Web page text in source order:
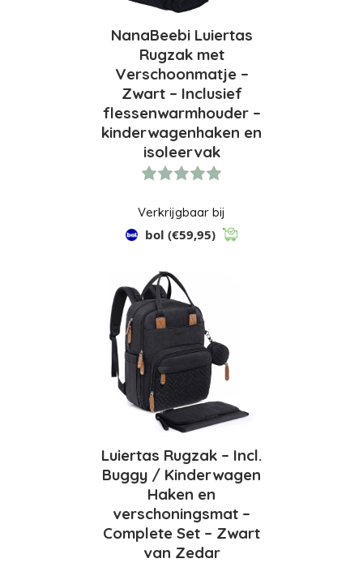
NanaBeebi Luiertas
Rugzak met
Verschoonmatje –
Zwart – Inclusief
flessenwarmhouder –
kinderwagenhaken en
isoleervak
Verkrijgbaar bij
bol (€59,95)
Luiertas Rugzak – Incl.
Buggy / Kinderwagen
Haken en
verschoningsmat –
Complete Set – Zwart
van Zedar